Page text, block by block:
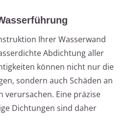
Ihrer Wasserwand
Abdichtung aller
können nicht nur die
sondern auch Schäden an
verursachen. Eine präzise
Dichtungen sind daher